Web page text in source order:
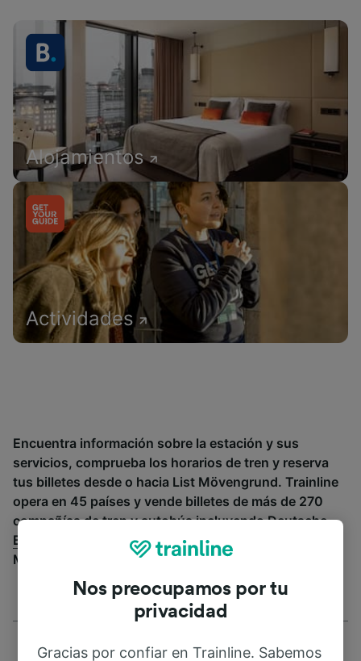
Alojamientos
Actividades
Encuentra información sobre la estación y sus
servicios, comprueba los horarios de tren y reserva
tus billetes desde o hacia List Mövengrund. Trainline
opera en 45 países y vende billetes de más de 270
compañías de tren y autobús incluyendoDeutsche
Bahn
. Descubre a dónde puedes ir desde List
Mövengrund con Trainline.
Nos preocupamos por tu
privacidad
Gracias por confiar en Trainline. Sabemos